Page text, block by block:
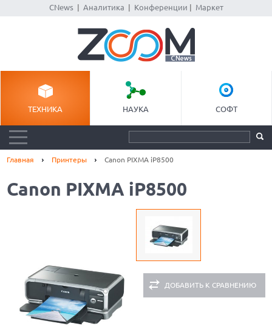
CNews| Аналитика Конференции Маркет
ТЕХНИКА НАУКА СОФТ
Главная Принтеры Canon PIXMA iP8500
Canon PIXMA iP8500
ДОБАВИТЬ К СРАВНЕНИЮ